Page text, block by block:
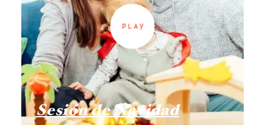
Sesión de Navidad